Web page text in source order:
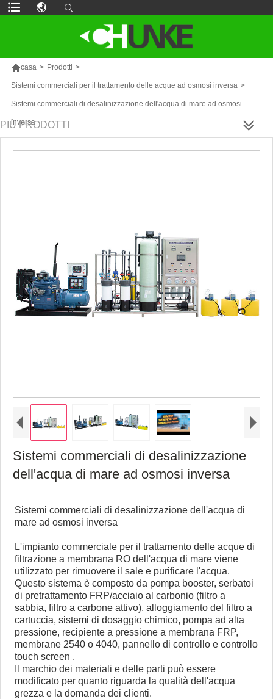
casa > Prodotti >
Sistemi commerciali per il trattamento delle acque ad osmosi inversa >
Sistemi commerciali di desalinizzazione dell'acqua di mare ad osmosi
inversa
PIÙ PRODOTTI
Sistemi commerciali di desalinizzazione
dell'acqua di mare ad osmosi inversa
Sistemi commerciali di desalinizzazione dell'acqua di
mare ad osmosi inversa
L'impianto commerciale per il trattamento delle acque di
filtrazione a membrana RO dell'acqua di mare viene
utilizzato per rimuovere il sale e purificare l'acqua.
Questo sistema è composto da pompa booster, serbatoi
di pretrattamento FRP/acciaio al carbonio (filtro a
sabbia, filtro a carbone attivo), alloggiamento del filtro a
cartuccia, sistemi di dosaggio chimico, pompa ad alta
pressione, recipiente a pressione a membrana FRP,
membrane 2540 o 4040, pannello di controllo e controllo
touch screen .
Il marchio dei materiali e delle parti può essere
modificato per quanto riguarda la qualità dell'acqua
grezza e la domanda dei clienti.